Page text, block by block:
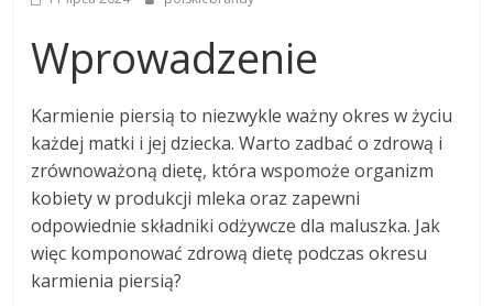
Wprowadzenie
Karmienie piersią to niezwykle ważny okres w życiu
każdej matki i jej dziecka. Warto zadbać o zdrową i
zrównoważoną dietę, która wspomoże organizm
kobiety w produkcji mleka oraz zapewni
odpowiednie składniki odżywcze dla maluszka. Jak
więc komponować zdrową dietę podczas okresu
karmienia piersią?